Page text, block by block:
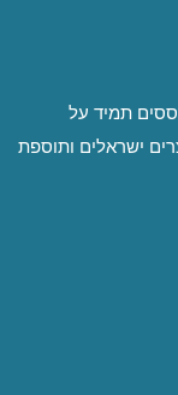
תמיד על
ישראלים ותוספת